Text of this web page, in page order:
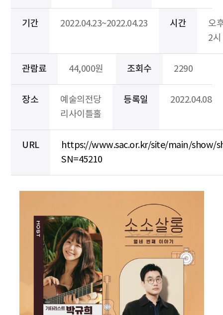
기간 2022.04.23~2022.04.23 시간
오
2시
관람료 44,000원 조회수 2290
장소
예술의전당
리사이틀홀
등록일 2022.04.08
URL
https://www.sac.or.kr/site/main/show/
SN=45210